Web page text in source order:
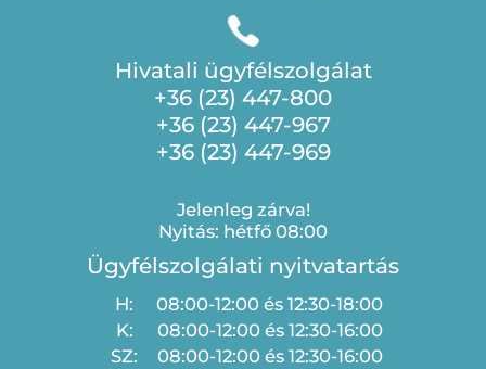
Hivatali ügyfélszolgálat
+36 (23) 447-800
+36 (23) 447-967
+36 (23) 447-969
Jelenleg zárva!
Nyitás: hétfő 08:00
Ügyfélszolgálati nyitvatartás
H:
08:00-12:00 és 12:30-18:00
K:
08:00-12:00 és 12:30-16:00
SZ:
08:00-12:00 és 12:30-16:00